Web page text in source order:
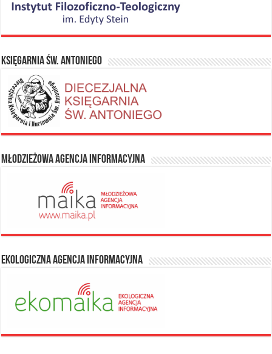
Księgarnia Św. Antoniego
Młodzieżowa Agencja Informacyjna
Ekologiczna Agencja Informacyjna